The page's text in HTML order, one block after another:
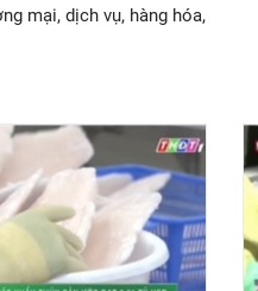
mại, dịch vụ, hàng hóa,